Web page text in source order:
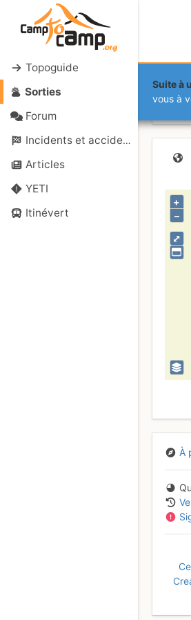
Topoguide
Sorties
Forum
Incidents et accidents
Articles
YETI
Itinévert
Suite à
vous à
⤢
+
–
À